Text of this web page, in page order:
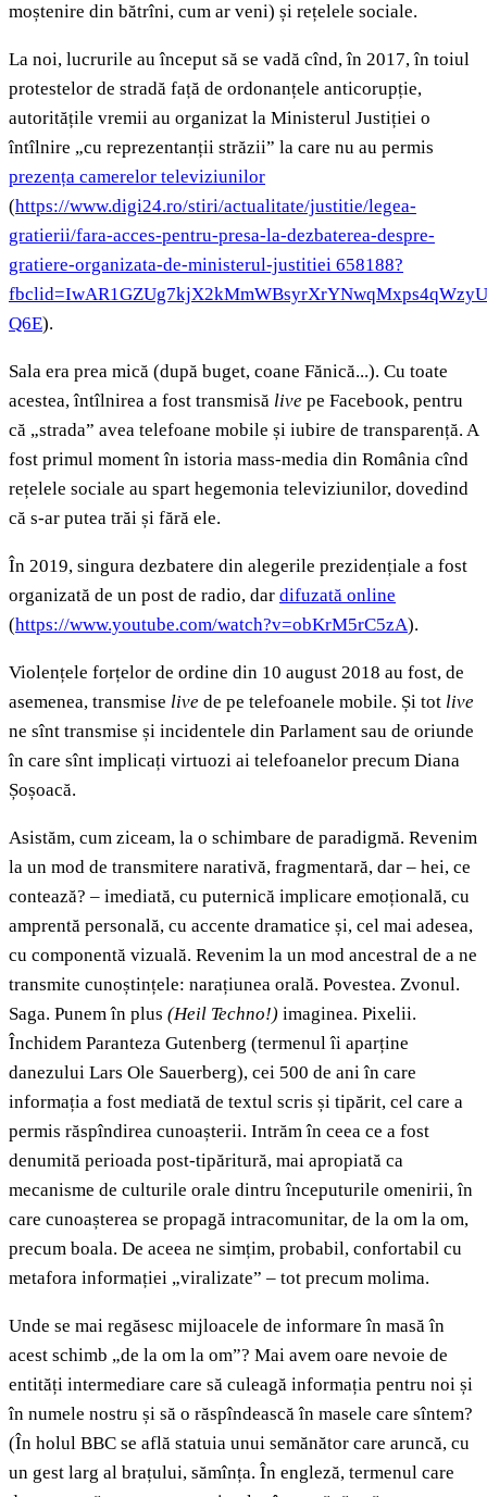
moștenire din bătrîni, cum ar veni) și rețelele sociale.
La noi, lucrurile au început să se vadă cînd, în 2017, în toiul
protestelor de stradă față de ordonanțele anticorupție,
autoritățile vremii au organizat la Ministerul Justiției o
întîlnire „cu reprezentanții străzii” la care nu au permis
prezența camerelor televiziunilor
(https://www.digi24.ro/stiri/actualitate/justitie/legea-
gratierii/fara-acces-pentru-presa-la-dezbaterea-despre-
gratiere-organizata-de-ministerul-justitiei 658188?
Q6E).
Sala era prea mică (după buget, coane Fănică...). Cu toate
acestea, întîlnirea a fost transmisă live pe Facebook, pentru
că „strada” avea telefoane mobile și iubire de transparență. A
fost primul moment în istoria mass-media din România cînd
rețelele sociale au spart hegemonia televiziunilor, dovedind
că s-ar putea trăi și fără ele.
În 2019, singura dezbatere din alegerile prezidențiale a fost
organizată de un post de radio, dar difuzată online
(https://www.youtube.com/watch?v=obKrM5rC5zA).
Violențele forțelor de ordine din 10 august 2018 au fost, de
asemenea, transmise live de pe telefoanele mobile. Și tot live
ne sînt transmise și incidentele din Parlament sau de oriunde
în care sînt implicați virtuozi ai telefoanelor precum Diana
Șoșoacă.
Asistăm, cum ziceam, la o schimbare de paradigmă. Revenim
la un mod de transmitere narativă, fragmentară, dar – hei, ce
contează? – imediată, cu puternică implicare emoțională, cu
amprentă personală, cu accente dramatice și, cel mai adesea,
cu componentă vizuală. Revenim la un mod ancestral de a ne
transmite cunoștințele: narațiunea orală. Povestea. Zvonul.
Saga. Punem în plus (Heil Techno!) imaginea. Pixelii.
Închidem Paranteza Gutenberg (termenul îi aparține
danezului Lars Ole Sauerberg), cei 500 de ani în care
informația a fost mediată de textul scris și tipărit, cel care a
permis răspîndirea cunoașterii. Intrăm în ceea ce a fost
denumită perioada post-tipăritură, mai apropiată ca
mecanisme de culturile orale dintru începuturile omenirii, în
care cunoașterea se propagă intracomunitar, de la om la om,
precum boala. De aceea ne simțim, probabil, confortabil cu
metafora informației „viralizate” – tot precum molima.
Unde se mai regăsesc mijloacele de informare în masă în
acest schimb „de la om la om”? Mai avem oare nevoie de
entități intermediare care să culeagă informația pentru noi și
în numele nostru și să o răspîndească în masele care sîntem?
(În holul BBC se află statuia unui semănător care aruncă, cu
un gest larg al brațului, sămînța. În engleză, termenul care